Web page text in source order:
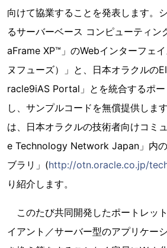
向けて協業することを発表します。
るサーバーベース コンピューティン
aFrame XP™」のWebインターフェ
ヌフューズ）」と、日本オラクルの
racle9iAS Portal」とを統合するポ
し、サンプルコードを無償提供しま
は、日本オラクルの技術者向けコミ
e Technology Network Japan」内
ブラリ」(http://otn.oracle.co.jp/
り紹介します。
このたび共同開発したポートレッ
イアント／サーバー型のアプリケー